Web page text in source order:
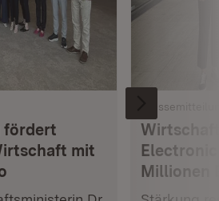
fördert
mit
Millionen